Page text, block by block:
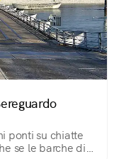
chiatte
se le barche di